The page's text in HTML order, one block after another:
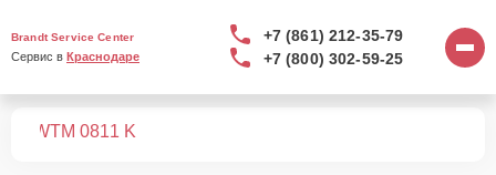
Brandt Service Center
Сервис в Краснодаре
+7 (861) 212-35-79
+7 (800) 302-59-25
WTM 0811 K